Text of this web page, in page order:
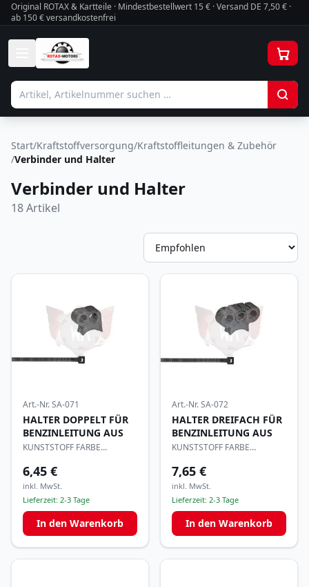
Original ROTAX & Kartteile · Mindestbestellwert 15 € · Versand DE 7,50 € ·
ab 150 € versandkostenfrei
Start/Kraftstoffversorgung/Kraftstoffleitungen & Zubehör
/Verbinder und Halter
Verbinder und Halter
18Artikel
Art.-Nr.SA-071
HALTER DOPPELT FÜR
BENZINLEITUNG AUS
KUNSTSTOFF FARBE
6,45 €
inkl. MwSt.
Lieferzeit: 2-3 Tage
In den Warenkorb
Art.-Nr.SA-072
HALTER DREIFACH FÜR
BENZINLEITUNG AUS
KUNSTSTOFF FARBE
7,65 €
inkl. MwSt.
Lieferzeit: 2-3 Tage
In den Warenkorb